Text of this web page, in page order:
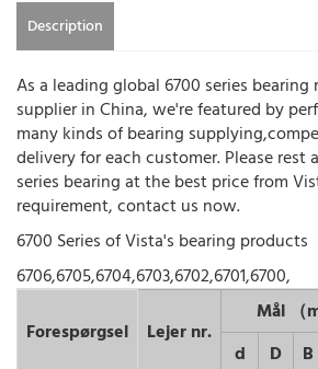
Description
As a leading global 6700 series
supplier in China, we're featured by
many kinds of bearing
delivery for each customer. Please rest
series bearing at the best price from
requirement, contact us now.
6700 Series of Vista's bearing products
6706,6705,6704,6703,6702,6701,6700,
Forespørgsel
Lejer nr.
Mål （
d
D B